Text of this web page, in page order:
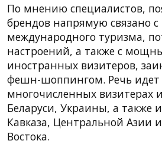
По мнению специалистов,
брендов напрямую связано с
международного туризма,
настроений, а также с
иностранных визитеров,
фешн-шоппингом. Речь идет
многочисленных визитерах
Беларуси, Украины, а также
Кавказа, Центральной Азии
Востока.